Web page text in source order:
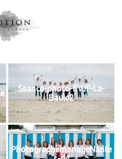
Seance-photo-EVJF-La-
Baule2
PhotographemariageNante